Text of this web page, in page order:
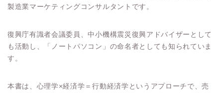
製造業マーケティングコンサルタントです。
復興庁有識者会議委員、中小機構震災復興アドバイザーとして
も活動し、「ノートパソコン」の命名者としても知られていま
す。
本書は、心理学×経済学＝行動経済学というアプローチで、売